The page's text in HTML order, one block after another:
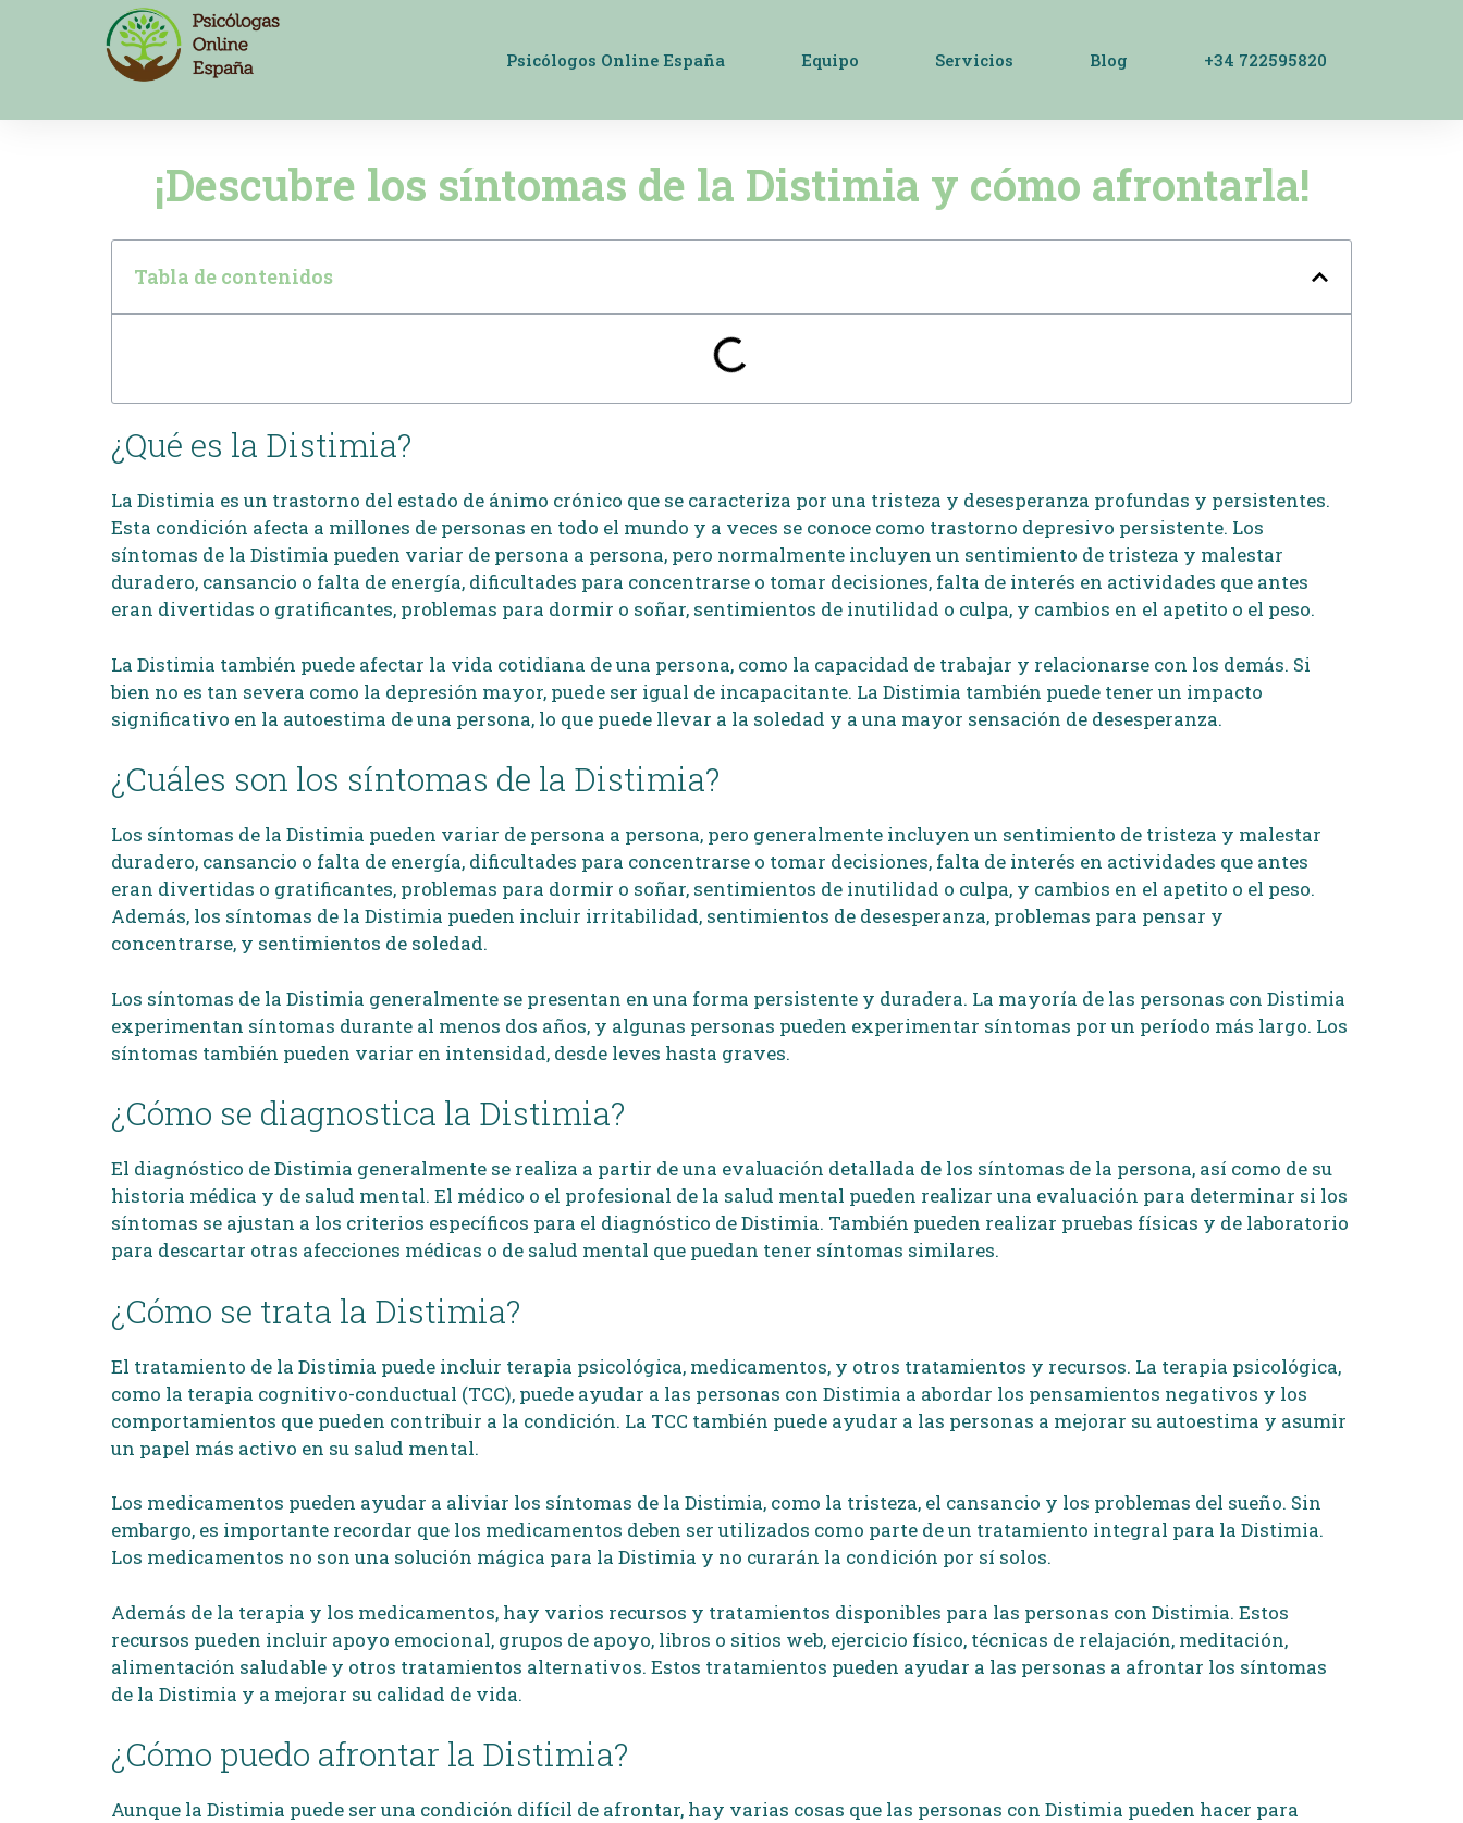
Psicólogos Online España Equipo Servicios Blog +34 722595820
¡Descubre los síntomas de la Distimia y cómo afrontarla!
Tabla de contenidos
¿Qué es la Distimia?
La Distimia es un trastorno del estado de ánimo crónico que se caracteriza por una tristeza y desesperanza profundas y persistentes.
Esta condición afecta a millones de personas en todo el mundo y a veces se conoce como trastorno depresivo persistente. Los
síntomas de la Distimia pueden variar de persona a persona, pero normalmente incluyen un sentimiento de tristeza y malestar
duradero, cansancio o falta de energía, dificultades para concentrarse o tomar decisiones, falta de interés en actividades que antes
eran divertidas o gratificantes, problemas para dormir o soñar, sentimientos de inutilidad o culpa, y cambios en el apetito o el peso.
La Distimia también puede afectar la vida cotidiana de una persona, como la capacidad de trabajar y relacionarse con los demás. Si
bien no es tan severa como la depresión mayor, puede ser igual de incapacitante. La Distimia también puede tener un impacto
significativo en la autoestima de una persona, lo que puede llevar a la soledad y a una mayor sensación de desesperanza.
¿Cuáles son los síntomas de la Distimia?
Los síntomas de la Distimia pueden variar de persona a persona, pero generalmente incluyen un sentimiento de tristeza y malestar
duradero, cansancio o falta de energía, dificultades para concentrarse o tomar decisiones, falta de interés en actividades que antes
eran divertidas o gratificantes, problemas para dormir o soñar, sentimientos de inutilidad o culpa, y cambios en el apetito o el peso.
Además, los síntomas de la Distimia pueden incluir irritabilidad, sentimientos de desesperanza, problemas para pensar y
concentrarse, y sentimientos de soledad.
Los síntomas de la Distimia generalmente se presentan en una forma persistente y duradera. La mayoría de las personas con Distimia
experimentan síntomas durante al menos dos años, y algunas personas pueden experimentar síntomas por un período más largo. Los
síntomas también pueden variar en intensidad, desde leves hasta graves.
¿Cómo se diagnostica la Distimia?
El diagnóstico de Distimia generalmente se realiza a partir de una evaluación detallada de los síntomas de la persona, así como de su
historia médica y de salud mental. El médico o el profesional de la salud mental pueden realizar una evaluación para determinar si los
síntomas se ajustan a los criterios específicos para el diagnóstico de Distimia. También pueden realizar pruebas físicas y de laboratorio
para descartar otras afecciones médicas o de salud mental que puedan tener síntomas similares.
¿Cómo se trata la Distimia?
El tratamiento de la Distimia puede incluir terapia psicológica, medicamentos, y otros tratamientos y recursos. La terapia psicológica,
como la terapia cognitivo-conductual (TCC), puede ayudar a las personas con Distimia a abordar los pensamientos negativos y los
comportamientos que pueden contribuir a la condición. La TCC también puede ayudar a las personas a mejorar su autoestima y asumir
un papel más activo en su salud mental.
Los medicamentos pueden ayudar a aliviar los síntomas de la Distimia, como la tristeza, el cansancio y los problemas del sueño. Sin
embargo, es importante recordar que los medicamentos deben ser utilizados como parte de un tratamiento integral para la Distimia.
Los medicamentos no son una solución mágica para la Distimia y no curarán la condición por sí solos.
Además de la terapia y los medicamentos, hay varios recursos y tratamientos disponibles para las personas con Distimia. Estos
recursos pueden incluir apoyo emocional, grupos de apoyo, libros o sitios web, ejercicio físico, técnicas de relajación, meditación,
alimentación saludable y otros tratamientos alternativos. Estos tratamientos pueden ayudar a las personas a afrontar los síntomas
de la Distimia y a mejorar su calidad de vida.
¿Cómo puedo afrontar la Distimia?
Aunque la Distimia puede ser una condición difícil de afrontar, hay varias cosas que las personas con Distimia pueden hacer para